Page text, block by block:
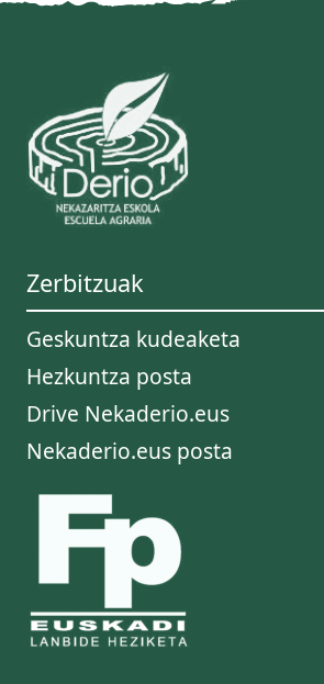
Zerbitzuak
Geskuntza kudeaketa
Hezkuntza posta
Drive Nekaderio.eus
Nekaderio.eus posta